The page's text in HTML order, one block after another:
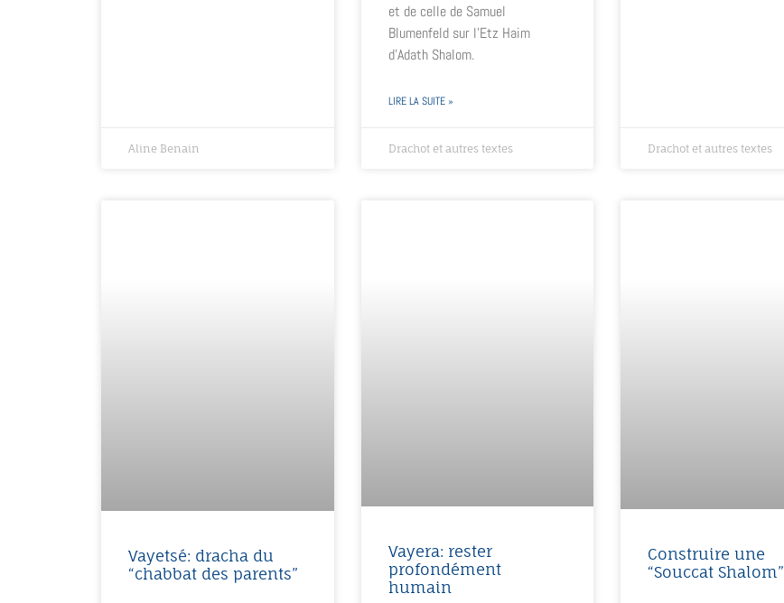
Aline Benain
et de celle de Samuel
Blumenfeld sur l’Etz Haim
d’Adath Shalom.
LIRE LA SUITE »
Drachot et autres textes Drachot et autres textes
Vayetsé: dracha du
“chabbat des parents”
Vayera: rester
profondément
humain
Construire une
“Souccat Shalom”